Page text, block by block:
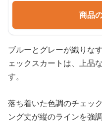
商品
ブルーとグレーが織りな
ェックスカートは、上品
す。
落ち着いた色調のチェッ
ング丈が縦のラインを強